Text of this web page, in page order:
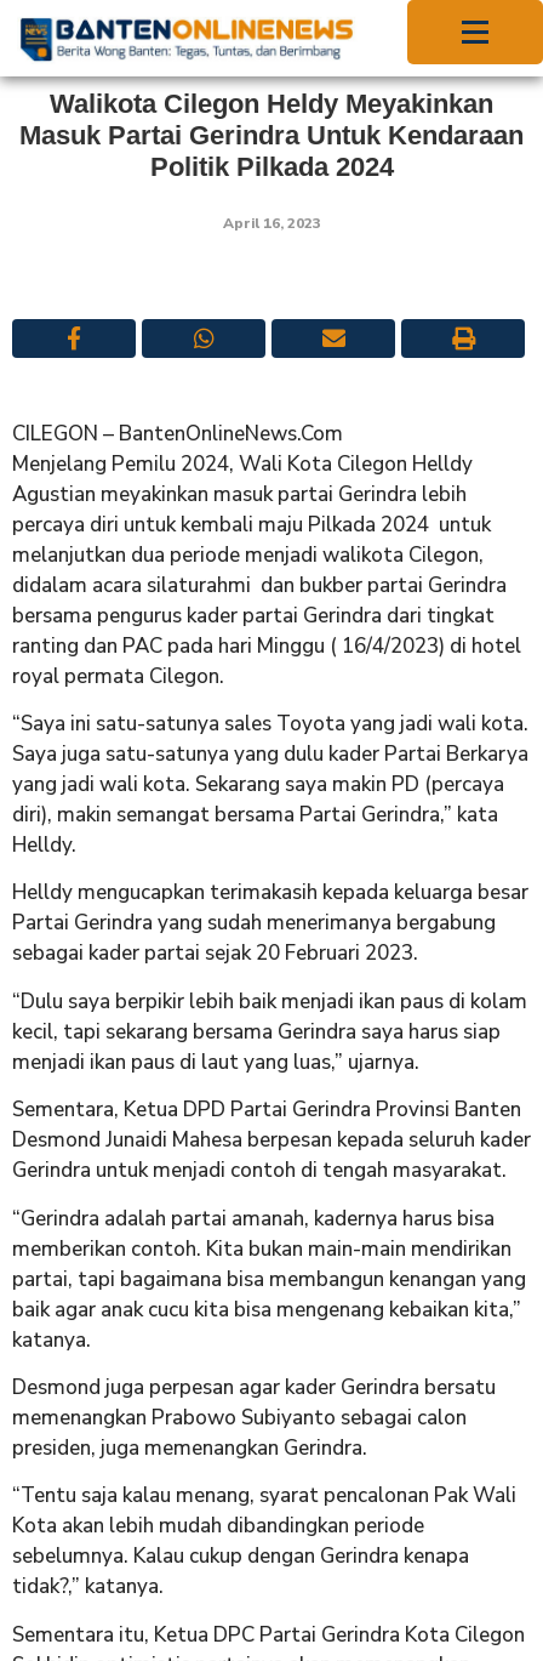
Walikota Cilegon Heldy Meyakinkan
Masuk Partai Gerindra Untuk Kendaraan
Politik Pilkada 2024
April 16, 2023
CILEGON – BantenOnlineNews.Com
Menjelang Pemilu 2024, Wali Kota Cilegon Helldy
Agustian meyakinkan masuk partai Gerindra lebih
percaya diri untuk kembali maju Pilkada 2024 untuk
melanjutkan dua periode menjadi walikota Cilegon,
didalam acara silaturahmi dan bukber partai Gerindra
bersama pengurus kader partai Gerindra dari tingkat
ranting dan PAC pada hari Minggu ( 16/4/2023) di hotel
royal permata Cilegon.
“Saya ini satu-satunya sales Toyota yang jadi wali kota.
Saya juga satu-satunya yang dulu kader Partai Berkarya
yang jadi wali kota. Sekarang saya makin PD (percaya
diri), makin semangat bersama Partai Gerindra,” kata
Helldy.
Helldy mengucapkan terimakasih kepada keluarga besar
Partai Gerindra yang sudah menerimanya bergabung
sebagai kader partai sejak 20 Februari 2023.
“Dulu saya berpikir lebih baik menjadi ikan paus di kolam
kecil, tapi sekarang bersama Gerindra saya harus siap
menjadi ikan paus di laut yang luas,” ujarnya.
Sementara, Ketua DPD Partai Gerindra Provinsi Banten
Desmond Junaidi Mahesa berpesan kepada seluruh kader
Gerindra untuk menjadi contoh di tengah masyarakat.
“Gerindra adalah partai amanah, kadernya harus bisa
memberikan contoh. Kita bukan main-main mendirikan
partai, tapi bagaimana bisa membangun kenangan yang
baik agar anak cucu kita bisa mengenang kebaikan kita,”
katanya.
Desmond juga perpesan agar kader Gerindra bersatu
memenangkan Prabowo Subiyanto sebagai calon
presiden, juga memenangkan Gerindra.
“Tentu saja kalau menang, syarat pencalonan Pak Wali
Kota akan lebih mudah dibandingkan periode
sebelumnya. Kalau cukup dengan Gerindra kenapa
tidak?,” katanya.
Sementara itu, Ketua DPC Partai Gerindra Kota Cilegon